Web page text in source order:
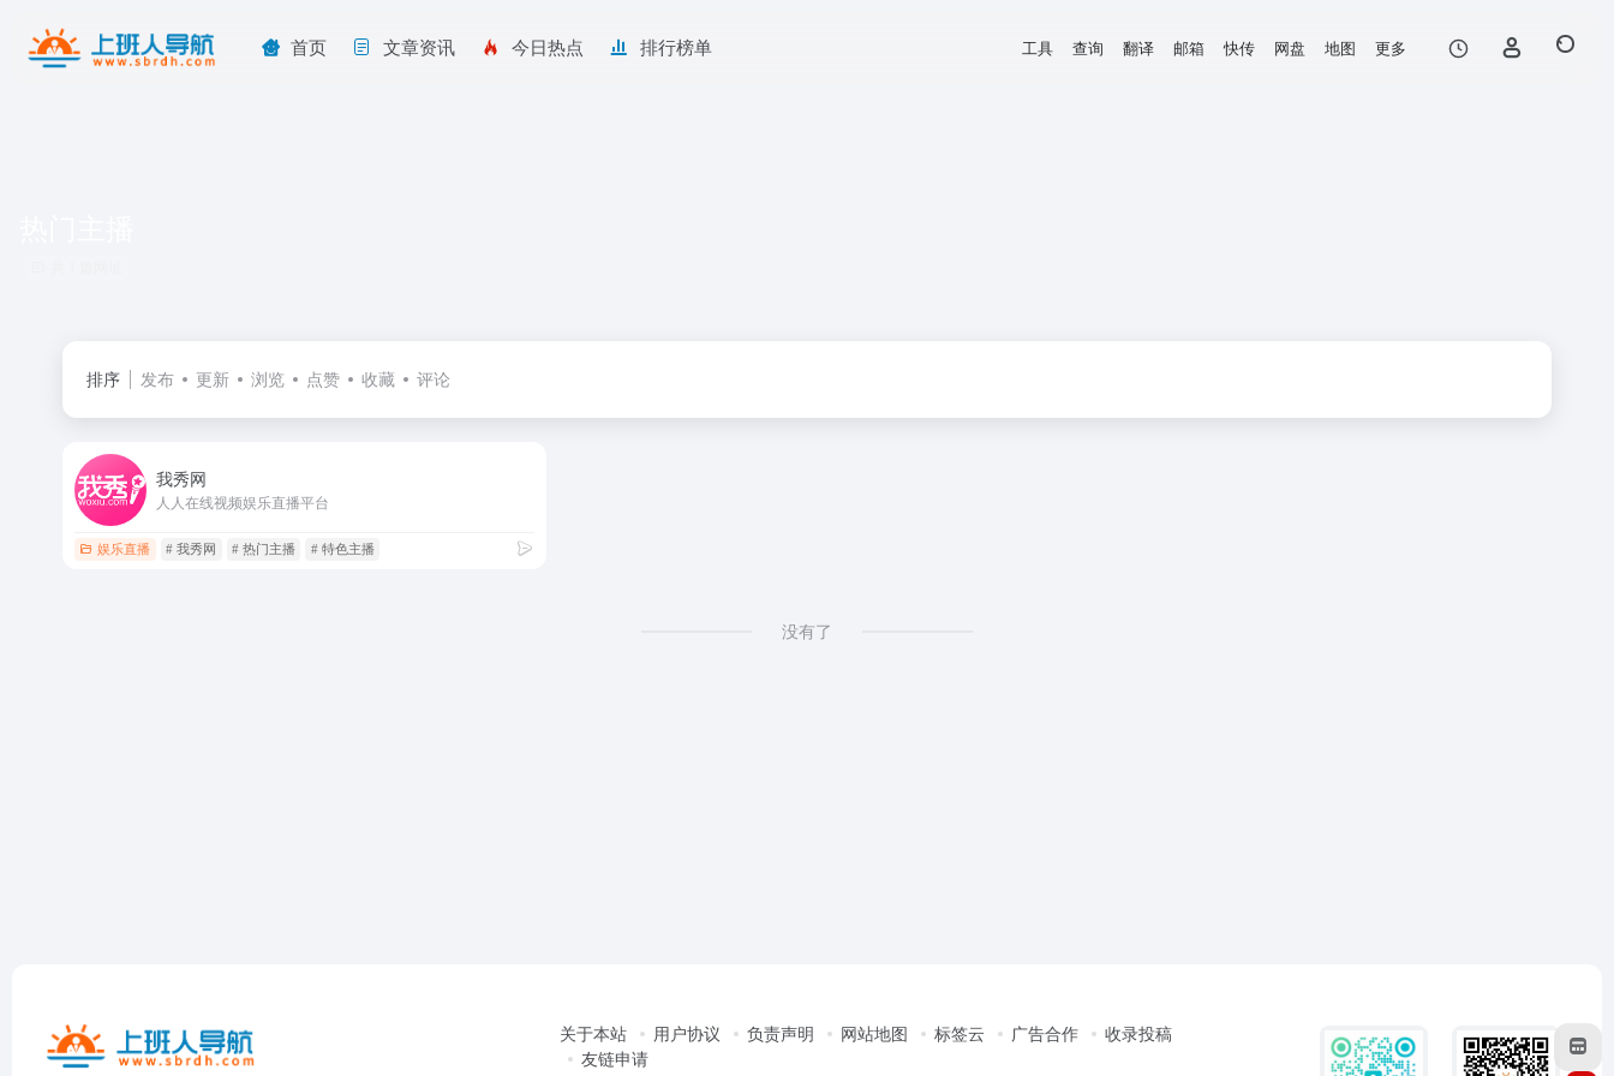
首页 文章资讯 今日热点 排行榜单 工具 查询 翻译 邮箱 快传 网盘 地图 更多
排序 发布 更新 浏览 点赞 收藏 评论
我秀网
人人在线视频娱乐直播平台
娱乐直播 # 我秀网 # 热门主播 # 特色主播
没有了
关于本站 用户协议 负责声明 网站地图 标签云 广告合作
收录投稿
友链申请